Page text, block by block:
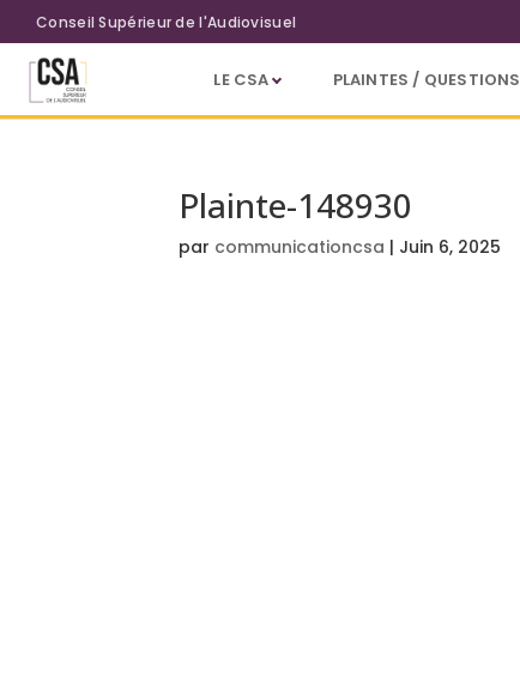
Aller au contenu principal
Conseil Supérieur de l'Audiovisuel
LE CSA PLAINTES / QUESTIONS
Plainte-148930
par communicationcsa | Juin 6, 2025